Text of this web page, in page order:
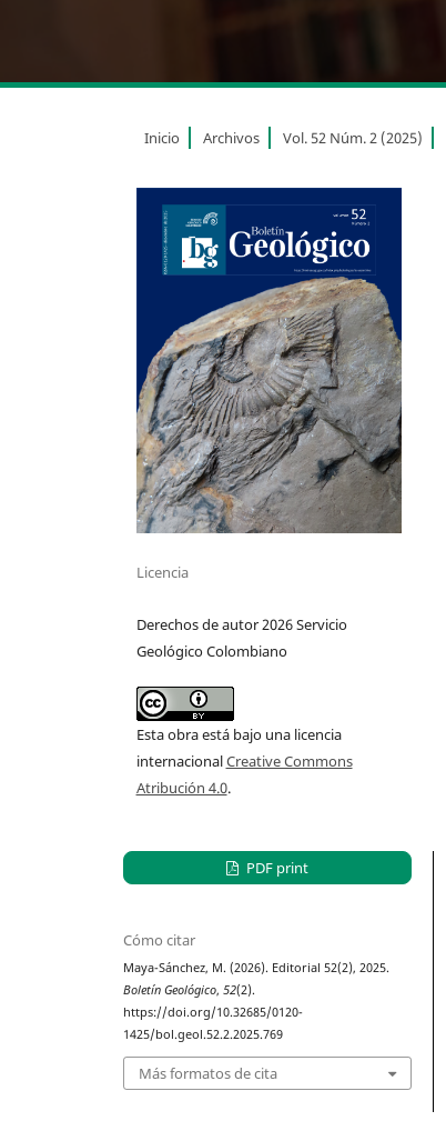
Inicio Archivos Vol. 52 Núm. 2 (2025)
Licencia
Derechos de autor 2026 Servicio
Geológico Colombiano
Esta obra está bajo una licencia
internacionalCreative Commons
Atribución 4.0.
PDF print
Cómo citar
Maya-Sánchez, M. (2026). Editorial 52(2), 2025.
Boletín Geológico,52(2).
https://doi.org/10.32685/0120-
1425/bol.geol.52.2.2025.769
Más formatos de cita